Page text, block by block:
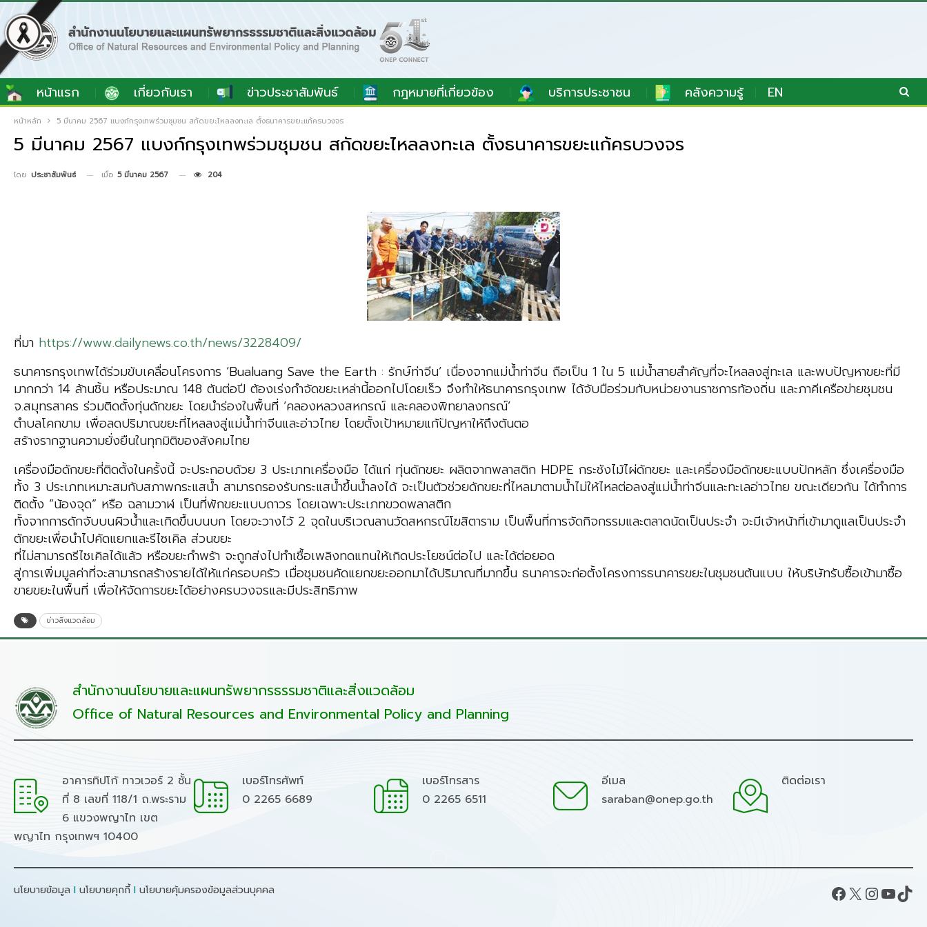
หน้าแรก เกี่ยวกับเรา ข่าวประชาสัมพันธ์ กฎหมายที่เกี่ยวข้อง บริการประชาชน คลังความรู้ EN
หน้าหลัก 5 มีนาคม 2567 แบงก์กรุงเทพร่วมชุมชน สกัดขยะไหลลงทะเล ตั้งธนาคารขยะแก้ครบวงจร
5 มีนาคม 2567 แบงก์กรุงเทพร่วมชุมชน สกัดขยะไหลลงทะเล ตั้งธนาคารขยะแก้ครบวงจร
โดย ประชาสัมพันธ์ เมื่อ 5 มีนาคม 2567 204
ที่มา https://www.dailynews.co.th/news/3228409/
ธนาคารกรุงเทพได้ร่วมขับเคลื่อนโครงการ ‘Bualuang Save the Earth : รักษ์ท่าจีน’ เนื่องจากแม่น้ำท่าจีน ถือเป็น 1 ใน 5 แม่น้ำสายสำคัญที่จะไหลลงสู่ทะเล และพบปัญหาขยะที่มี
มากกว่า 14 ล้านชิ้น หรือประมาณ 148 ตันต่อปี ต้องเร่งกำจัดขยะเหล่านี้ออกไปโดยเร็ว จึงทำให้ธนาคารกรุงเทพ ได้จับมือร่วมกับหน่วยงานราชการท้องถิ่น และภาคีเครือข่ายชุมชน
จ.สมุทรสาคร ร่วมติดตั้งทุ่นดักขยะ โดยนำร่องในพื้นที่ ‘คลองหลวงสหกรณ์ และคลองพิทยาลงกรณ์’
ตำบลโคกขาม เพื่อลดปริมาณขยะที่ไหลลงสู่แม่น้ำท่าจีนและอ่าวไทย โดยตั้งเป้าหมายแก้ปัญหาให้ถึงต้นตอ
สร้างรากฐานความยั่งยืนในทุกมิติของสังคมไทย
เครื่องมือดักขยะที่ติดตั้งในครั้งนี้ จะประกอบด้วย 3 ประเภทเครื่องมือ ได้แก่ ทุ่นดักขยะ ผลิตจากพลาสติก HDPE กระชังไม้ไผ่ดักขยะ และเครื่องมือดักขยะแบบปักหลัก ซึ่งเครื่องมือ
ทั้ง 3 ประเภทเหมาะสมกับสภาพกระแสน้ำ สามารถรองรับกระแสน้ำขึ้นน้ำลงได้ จะเป็นตัวช่วยดักขยะที่ไหลมาตามน้ำไม่ให้ไหลต่อลงสู่แม่น้ำท่าจีนและทะเลอ่าวไทย ขณะเดียวกัน ได้ทำการ
ติดตั้ง “น้องจุด” หรือ ฉลามวาฬ เป็นที่พักขยะแบบถาวร โดยเฉพาะประเภทขวดพลาสติก
ทั้งจากการดักจับบนผิวน้ำและเกิดขึ้นบนบก โดยจะวางไว้ 2 จุดในบริเวณลานวัดสหกรณ์โฆสิตาราม เป็นพื้นที่การจัดกิจกรรมและตลาดนัดเป็นประจำ จะมีเจ้าหน้าที่เข้ามาดูแลเป็นประจำ
ตักขยะเพื่อนำไปคัดแยกและรีไซเคิล ส่วนขยะ
ที่ไม่สามารถรีไซเคิลได้แล้ว หรือขยะกำพร้า จะถูกส่งไปทำเชื้อเพลิงทดแทนให้เกิดประโยชน์ต่อไป และได้ต่อยอด
สู่การเพิ่มมูลค่าที่จะสามารถสร้างรายได้ให้แก่ครอบครัว เมื่อชุมชนคัดแยกขยะออกมาได้ปริมาณที่มากขึ้น ธนาคารจะก่อตั้งโครงการธนาคารขยะในชุมชนต้นแบบ ให้บริษัทรับซื้อเข้ามาซื้อ
ขายขยะในพื้นที่ เพื่อให้จัดการขยะได้อย่างครบวงจรและมีประสิทธิภาพ
ข่าวสิ่งแวดล้อม
สำนักงานนโยบายและแผนทรัพยากรธรรมชาติและสิ่งแวดล้อม
Office of Natural Resources and Environmental Policy and Planning
อาคารทิปโก้ ทาวเวอร์ 2 ชั้น
ที่ 8 เลขที่ 118/1 ถ.พระราม
6 แขวงพญาไท เขต
พญาไท กรุงเทพฯ 10400
เบอร์โทรศัพท์
0 2265 6689
เบอร์โทรสาร
0 2265 6511
อีเมล
saraban@onep.go.th
ติดต่อเรา
นโยบายข้อมูล I นโยบายคุกกี้ I นโยบายคุ้มครองข้อมูลส่วนบุคคล Facebook X InstagramYouTube TikTok